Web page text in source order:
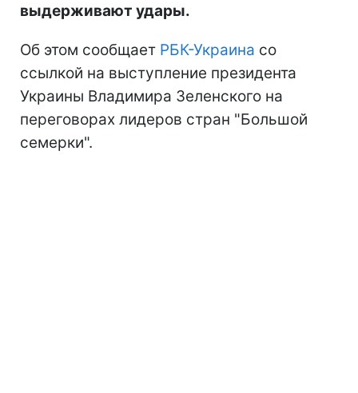
выдерживают удары.
Об этом сообщает РБК-Украина со
ссылкой на выступление президента
Украины Владимира Зеленского на
переговорах лидеров стран "Большой
семерки".